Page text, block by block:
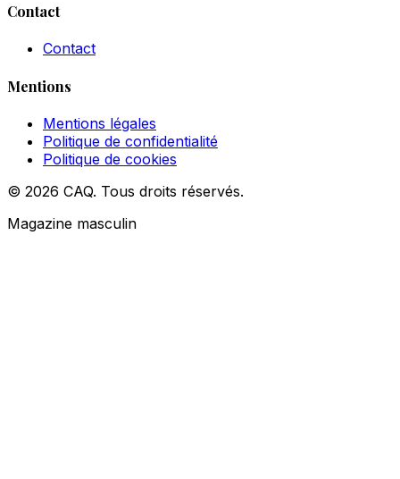
Contact
Contact
Mentions
Mentions légales
Politique de confidentialité
Politique de cookies
© 2026 CAQ. Tous droits réservés.
Magazine masculin